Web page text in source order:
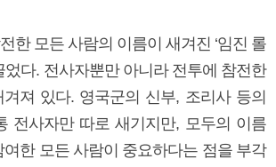
한 모든 사람의 이름이 새겨진 ‘임진 롤
었다. 전사자뿐만 아니라 전투에 참전한
져 있다. 영국군의 신부, 조리사 등의
전사자만 따로 새기지만, 모두의 이름
한 모든 사람이 중요하다는 점을 부각